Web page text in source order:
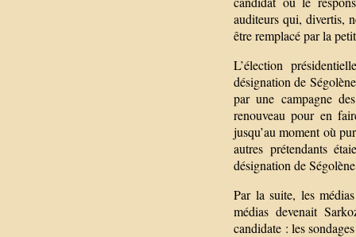
auditeurs qui, divertis,
être remplacé par la
L’élection
désignation de
par une campagne
renouveau pour en
jusqu’au moment où
autres prétendants
désignation de
Par la suite, les
médias devenait
candidate : les